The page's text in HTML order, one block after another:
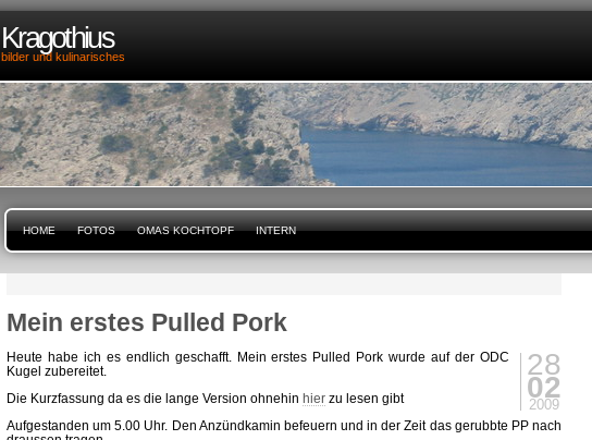
Kragothius
bilder und kulinarisches
HOME FOTOS OMAS KOCHTOPF INTERN
Mein erstes Pulled Pork
28
02
2009
Heute habe ich es endlich geschafft. Mein erstes Pulled Pork wurde auf der ODC
Kugel zubereitet.
Die Kurzfassung da es die lange Version ohnehin hier zu lesen gibt
Aufgestanden um 5.00 Uhr. Den Anzündkamin befeuern und in der Zeit das gerubbte PP nach